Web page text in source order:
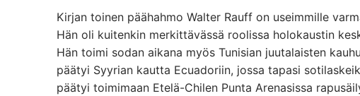
Kirjan toinen päähahmo Walter Rauff on useimmille
Hän oli kuitenkin merkittävässä roolissa holokaustin
Hän toimi sodan aikana myös Tunisian juutalaisten
päätyi Syyrian kautta Ecuadoriin, jossa tapasi
päätyi toimimaan Etelä-Chilen Punta Arenasissa